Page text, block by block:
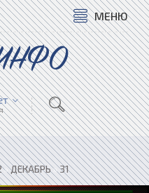
МЕНЮ
»ДЕКАБРЬ»31